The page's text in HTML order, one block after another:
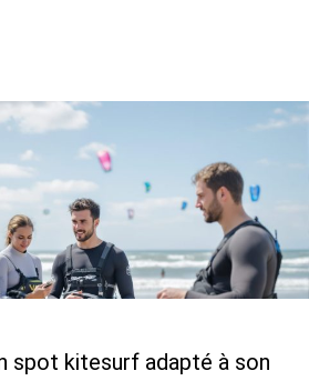
spot kitesurf adapté à son